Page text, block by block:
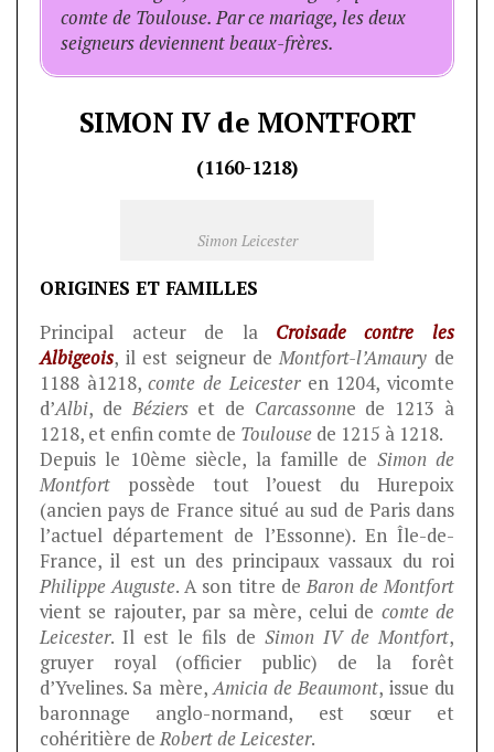
comte de Toulouse. Par ce mariage, les deux
seigneurs deviennent beaux-frères.
SIMON IV de MONTFORT
(1160-1218)
Simon Leicester
ORIGINES ET FAMILLES
Principal acteur de la Croisade contre les
Albigeois, il est seigneur deMontfort-l’Amaury de
1188 à1218,comte deLeicesteren 1204, vicomte
d’Albi, deBézierset de Carcassonne de 1213 à
1218, et enfin comte de Toulouse de 1215 à 1218.
Depuis le 10ème siècle, la famille de Simon de
Montfort possède tout l’ouest du Hurepoix
(ancien pays de France situé au sud de Paris dans
l’actuel département de l’Essonne). En Île-de-
France, il est un des principaux vassaux du roi
Philippe Auguste. A son titre deBaron de Montfort
vient se rajouter, par sa mère, celui de comte de
Leicester. Il est le fils de Simon IV de Montfort,
gruyer royal (officier public) de la forêt
d’Yvelines. Sa mère,Amicia de Beaumont, issue du
baronnage anglo-normand, est sœur et
cohéritière deRobert de Leicester.